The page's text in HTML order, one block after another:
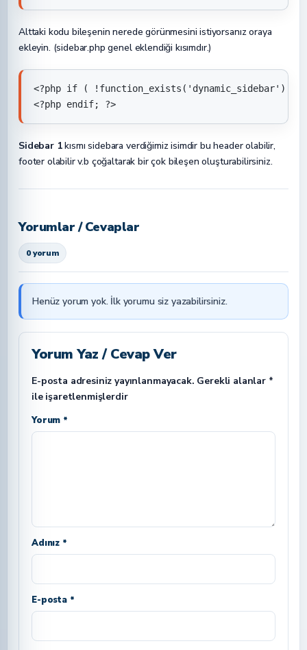
Alttaki kodu bileşenin nerede görünmesini istiyorsanız oraya
ekleyin. (sidebar.php genel eklendiği kısımdır.)
<?php if ( !function_exists('dynamic_sidebar') ||
<?php endif; ?>
Sidebar 1kısmı sidebara verdiğimiz isimdir bu header olabilir,
footer olabilir v.b çoğaltarak bir çok bileşen oluşturabilirsiniz.
Yorumlar / Cevaplar
0 yorum
Henüz yorum yok. İlk yorumu siz yazabilirsiniz.
Yorum Yaz / Cevap Ver
E-posta adresiniz yayınlanmayacak. Gerekli alanlar *
ile işaretlenmişlerdir
Yorum *
Adınız *
E-posta *